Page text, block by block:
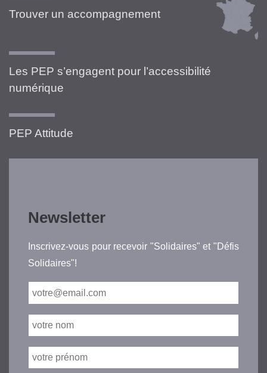
Trouver un accompagnement
Les PEP s’engagent pour l’accessibilité
numérique
PEP Attitude
Newsletter
Inscrivez-vous pour recevoir "Solidaires" et "Défis
Solidaires"!